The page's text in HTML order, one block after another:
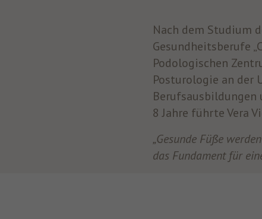
Nach dem Studium
Gesundheitsberufe
Podologischen
Posturologie an der
Berufsausbildungen
8 Jahre führte Vera
„Gesunde Füße
das Fundament für